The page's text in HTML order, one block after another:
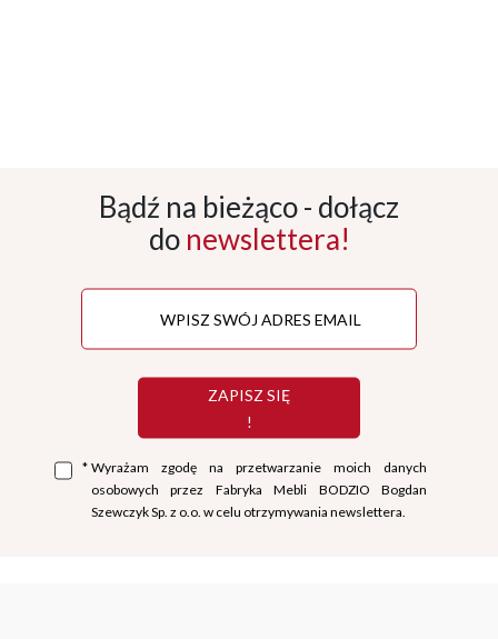
Bądź na bieżąco - dołącz
do newslettera!
ZAPISZ SIĘ
!
* Wyrażam zgodę na przetwarzanie moich danych
osobowych przez Fabryka Mebli BODZIO Bogdan
Szewczyk Sp. z o.o. w celu otrzymywania newslettera.